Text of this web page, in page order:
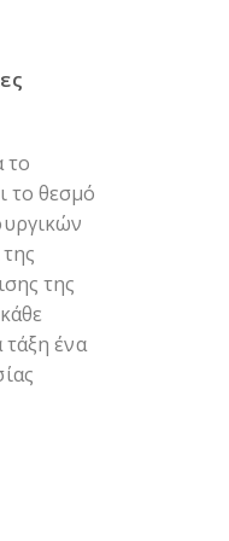
το
το θεσμό
της
τάξη ένα